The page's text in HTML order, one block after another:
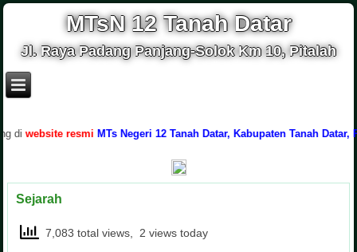
MTsN 12 Tanah Datar
Jl. Raya Padang Panjang-Solok Km 10, Pitalah
website resmi MTs Negeri 12 Tanah Datar, Kabupaten Tanah Datar,
Sejarah
7,083 total views, 2 views today